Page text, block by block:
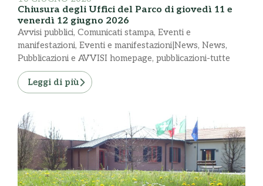
Chiusura degli Uffici del Parco di giovedì 11 e
venerdì 12 giugno 2026
Avvisi pubblici, Comunicati stampa, Eventi e
manifestazioni, Eventi e manifestazioni|News, News,
Pubblicazioni e AVVISI homepage, pubblicazioni-tutte
Leggi di più